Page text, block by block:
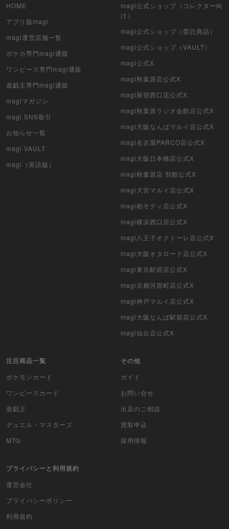
HOME
アプリ版magi
magi運営店舗一覧
ポケカ専門magi通販
ワンピース専門magi通販
遊戯王専門magi通販
magiマガジン
magi SNS取引
お知らせ一覧
magi VAULT
magi（英語版）
magi公式ショップ（コレクター向
け）
magi公式ショップ（委託商品）
magi公式ショップ（VAULT）
magi公式X
magi秋葉原店公式X
magi新宿西口店公式X
magi秋葉原ラジオ会館店公式X
magi大阪なんばマルイ店公式X
magi名古屋PARCO店公式X
magi大阪日本橋店公式X
magi秋葉原店 別館公式X
magi大宮マルイ店公式X
magi柏モディ店公式X
magi横浜西口店公式X
magi八王子オクトーレ店公式X
magi大阪オタロード店公式X
magi東京駅前店公式X
magi京都河原町店公式X
magi神戸マルイ店公式X
magi大阪なんば駅前店公式X
magi仙台店公式X
注目商品一覧
ポケモンカード
ワンピースカード
遊戯王
デュエル・マスターズ
MTG
その他
ガイド
お問い合せ
出店のご相談
買取申込
採用情報
プライバシーと利用規約
運営会社
プライバシーポリシー
利用規約